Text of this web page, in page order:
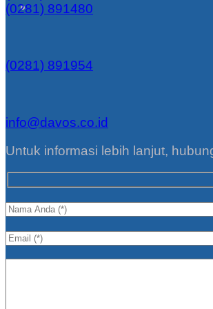
(0281) 891480
(0281) 891954
info@davos.co.id
Untuk informasi lebih lanjut,